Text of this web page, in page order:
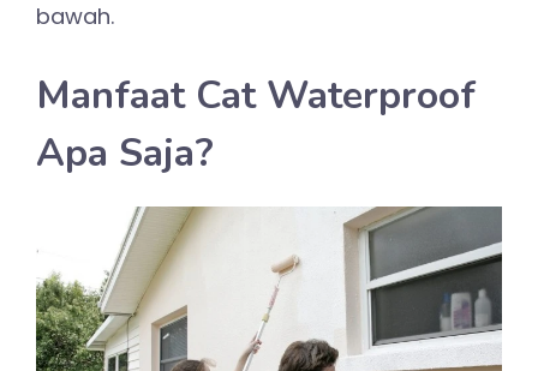
bawah.
Manfaat Cat Waterproof
Apa Saja?